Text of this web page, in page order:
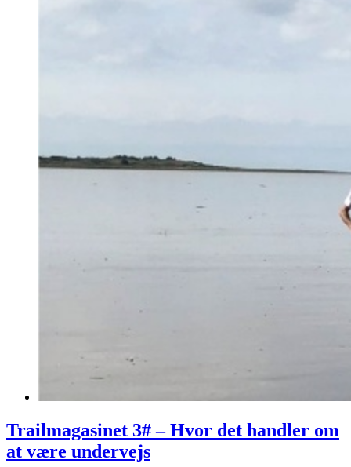
Trailmagasinet 3# – Hvor det handler om
at være undervejs